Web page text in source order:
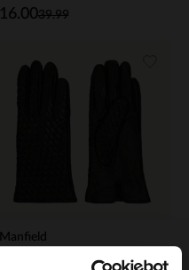
39.99
16.00
Manfield